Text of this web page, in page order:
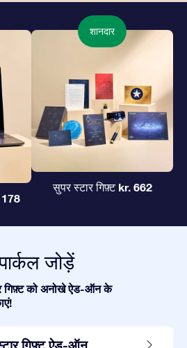
शानदार
सुपर स्टार गिफ़्ट kr. 662
जोड़ें
गिफ़्ट को अनोखे ऐड-ऑन के